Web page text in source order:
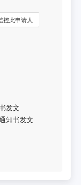
控此申请人
发文
知书发文